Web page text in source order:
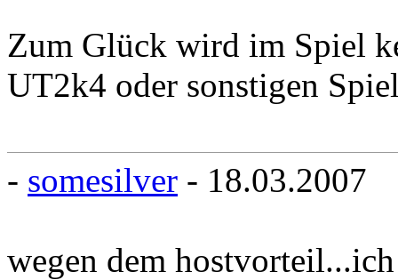
Zum Glück wird im Spiel
UT2k4 oder sonstigen
- somesilver - 18.03.2007
wegen dem